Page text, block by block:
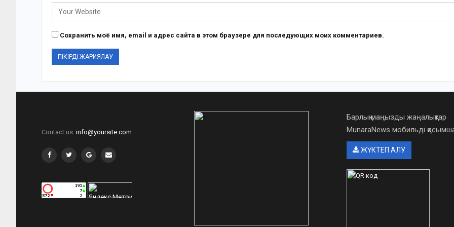
Сохранить моё имя, email и адрес сайта в этом браузере для последующих моих комментариев.
Contact us: info@yoursite.com
Барлық маңызды жаңалықтар
MunaraNews мобильді
ЖҮКТЕП АЛУ